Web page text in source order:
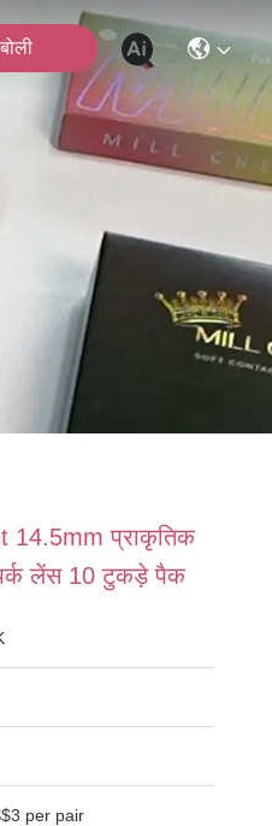
बोली
14.5mm प्राकृतिक
लेंस 10 टुकड़े पैक
per pair